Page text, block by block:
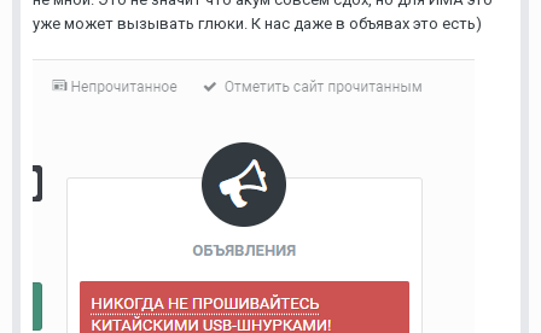
уже может вызывать глюки. К нас даже в объявах это есть)